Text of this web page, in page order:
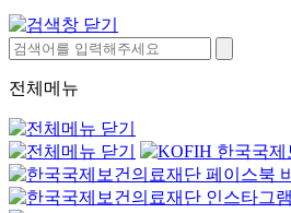
전체메뉴